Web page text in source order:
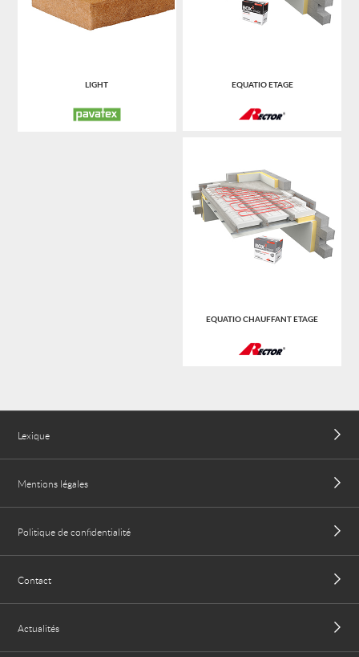
LIGHT EQUATIO ETAGE
EQUATIO CHAUFFANT ETAGE
Lexique
Mentions légales
Politique de confidentialité
Contact
Actualités